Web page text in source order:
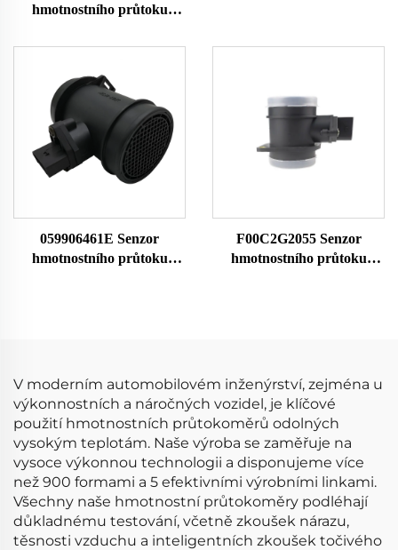
hmotnostního průtoku
Sedan Wagon a UTE V6
průtoku vzduchu Měřič
průtoku vzduchu
059906461E Senzor
hmotnostního průtoku
F00C2G2055 Senzor
hmotnostního průtoku
V moderním automobilovém inženýrství, zejména u
výkonnostních a náročných vozidel, je klíčové
použití hmotnostních průtokoměrů odolných
vysokým teplotám. Naše výroba se zaměřuje na
vysoce výkonnou technologii a disponujeme více
než 900 formami a 5 efektivními výrobními linkami.
Všechny naše hmotnostní průtokoměry podléhají
důkladnému testování, včetně zkoušek nárazu,
těsnosti vzduchu a inteligentních zkoušek točivého